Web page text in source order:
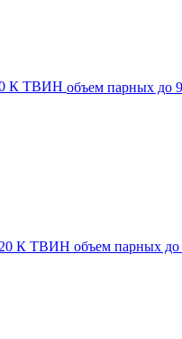
К ТВИН объем парных до
К ТВИН объем парных